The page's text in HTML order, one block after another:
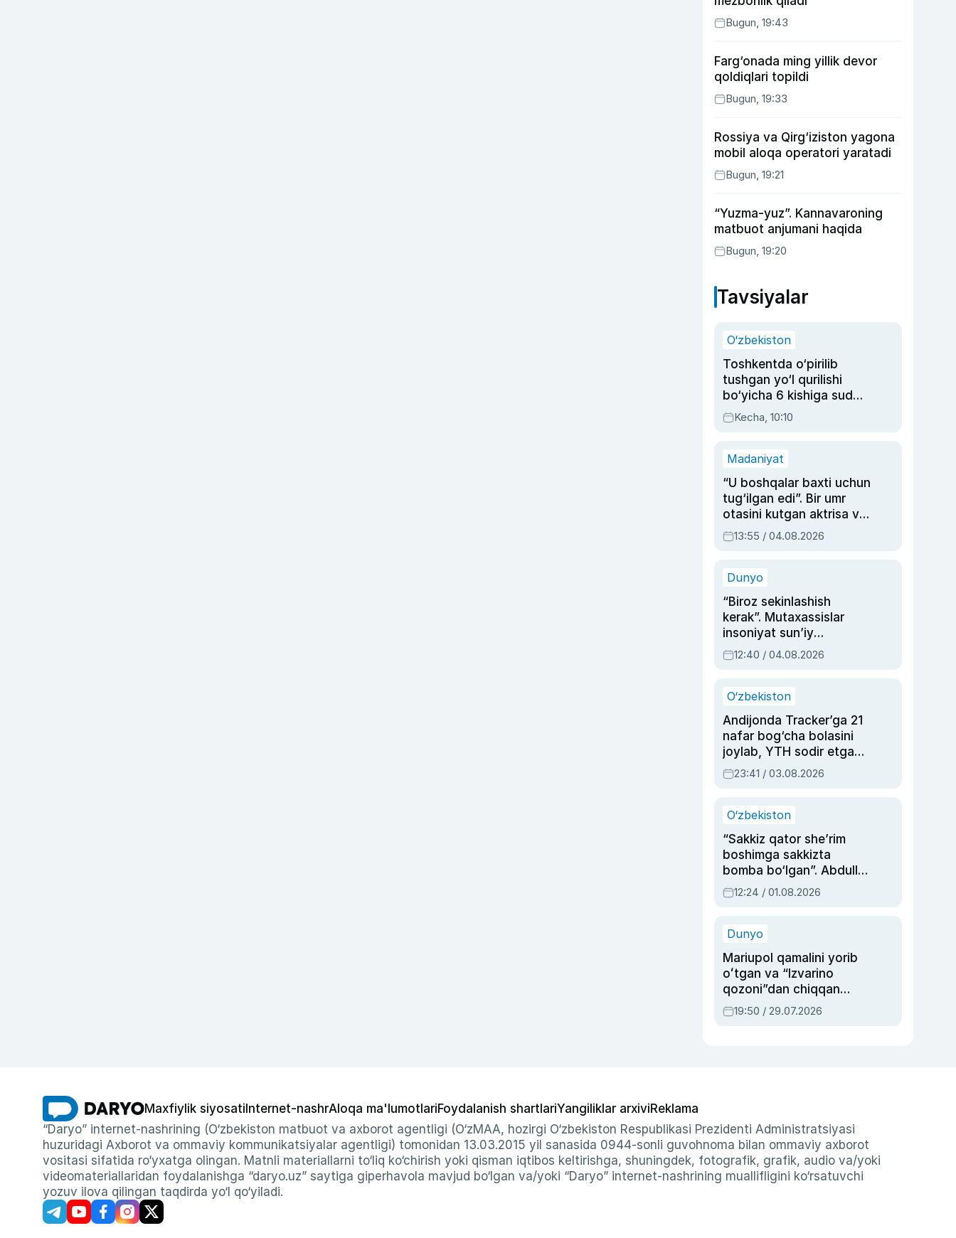
Bugun, 19:43
Farg‘onada ming yillik devor
qoldiqlari topildi
Bugun, 19:33
Rossiya va Qirg‘iziston yagona
mobil aloqa operatori yaratadi
Bugun, 19:21
“Yuzma-yuz”. Kannavaroning
matbuot anjumani haqida
Bugun, 19:20
Tavsiyalar
O‘zbekiston
Toshkentda o‘pirilib
tushgan yo‘l qurilishi
bo‘yicha 6 kishiga sud
hukmi o‘qildi
Kecha, 10:10
Madaniyat
“U boshqalar baxti uchun
tug‘ilgan edi”. Bir umr
otasini kutgan aktrisa va
dublyaj ustasi Rimma
Ahmedovaning
13:55 / 04.08.2026
Dunyo
“Biroz sekinlashish
kerak”. Mutaxassislar
insoniyat sun’iy
intellektni boshqara
olmay qolishidan xavotir
12:40 / 04.08.2026
O‘zbekiston
Andijonda Tracker’ga 21
nafar bog‘cha bolasini
joylab, YTH sodir etgan
ayolga sud hukmi o‘qildi
23:41 / 03.08.2026
O‘zbekiston
“Sakkiz qator she’rim
boshimga sakkizta
bomba bo‘lgan”. Abdulla
Oripovni siyosiy
ayblovlardan asrab
12:24 / 01.08.2026
Dunyo
Mariupol qamalini yorib
oʻtgan va “Izvarino
qozoni”dan chiqqan
qahramon — Ukraina
armiyasi bosh
19:50 / 29.07.2026
Maxfiylik siyosati Internet-nashrAloqa ma'lumotlariFoydalanish shartlariYangiliklar arxiviReklama
“Daryo” internet-nashrining (O‘zbekiston matbuot va axborot agentligi (O‘zMAA, hozirgi O‘zbekiston Respublikasi Prezidenti Administratsiyasi
huzuridagi Axborot va ommaviy kommunikatsiyalar agentligi) tomonidan 13.03.2015 yil sanasida 0944-sonli guvohnoma bilan ommaviy axborot
vositasi sifatida ro‘yxatga olingan. Matnli materiallarni to‘liq ko‘chirish yoki qisman iqtibos keltirishga, shuningdek, fotografik, grafik, audio va/yoki
videomateriallaridan foydalanishga “daryo.uz” saytiga giperhavola mavjud bo‘lgan va/yoki “Daryo” internet-nashrining muallifligini ko‘rsatuvchi
yozuv ilova qilingan taqdirda yo‘l qo‘yiladi.